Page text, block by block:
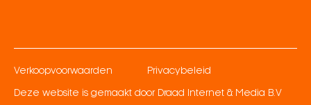
Verkoopvoorwaarden Privacybeleid
Deze website is gemaakt door Draad Internet & Media B.V